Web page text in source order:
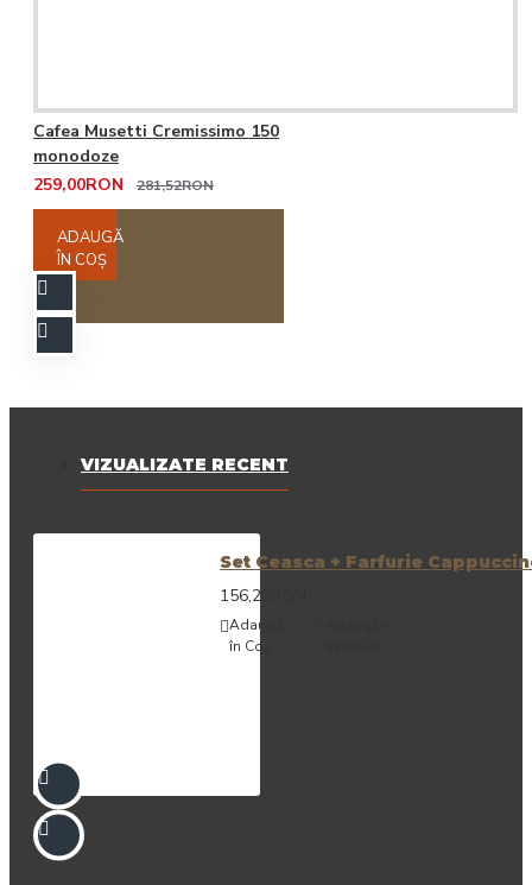
Cafea Musetti Cremissimo 150
monodoze
259,00RON
281,52RON
ADAUGĂ
ÎN COŞ
VIZUALIZATE RECENT
Set Ceasca + Farfurie
156,22RON
Adaugă
în Coş